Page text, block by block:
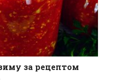
за рецептом